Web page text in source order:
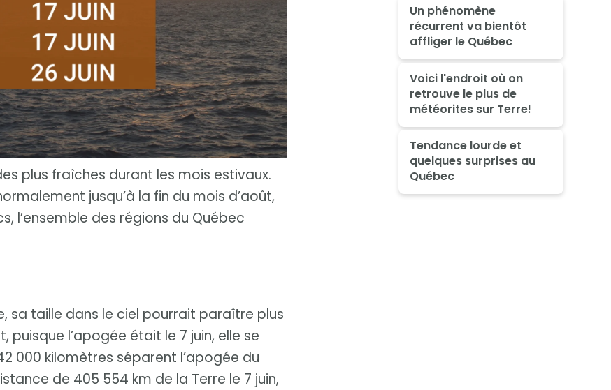
plus fraîches durant les mois estivaux.
jusqu’à la fin du mois d’août,
l’ensemble des régions du Québec
sa taille dans le ciel pourrait paraître plus
puisque l’apogée était le 7 juin, elle se
000 kilomètres séparent l’apogée du
de 405 554 km de la Terre le 7 juin,
Un phénomène
récurrent va bientôt
affliger le Québec
Voici l'endroit où on
retrouve le plus de
météorites sur Terre!
Tendance lourde et
quelques surprises au
Québec